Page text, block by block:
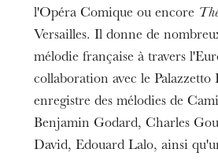
l'Opéra Comique ou encore
Versailles. Il donne de
mélodie française à travers
collaboration avec le
enregistre des mélodies de
Benjamin Godard, Charles
David, Edouard Lalo, ainsi